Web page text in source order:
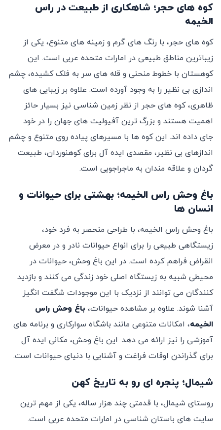
کوه‌ های حجر؛ شاهکاری از طبیعت در راس
الخیمه
کوه‌ های حجر، با رنگ‌ های گرم و زمینه‌‌ های متنوع، یکی از
زیباترین مناطق طبیعی در امارات متحده عربی است. این
کوهستان با خطوط منحنی و قله‌ های سر به فلک کشیده، چشم‌
اندازی بی ‌نظیر را به وجود آورده است. علاوه بر زیبایی‌ های
ظاهری، کوه‌ های حجر از نظر زمین‌ شناسی نیز بسیار حائز
اهمیت هستند و بزرگ ‌ترین آفیولیت‌ های جهان را در خود
جای داده ‌اند. این کوه‌ ها با مسیرهای پیاده‌ روی متنوع و چشم
‌اندازهای بی ‌نظیر، مقصدی ایده ‌آل برای کوهنوردان، طبیعت
‌گردان و علاقه ‌مندان به ماجراجویی است.
باغ ‌وحش راس الخیمه؛ بهشتی برای حیوانات و
انسان ‌ها
باغ‌ وحش راس الخیمه، با طراحی منحصر به فرد خود،
زیستگاهی طبیعی را برای انواع حیوانات نادر و در معرض
انقراض فراهم کرده است. در این باغ ‌وحش، حیوانات در
محیطی شبیه به زیستگاه اصلی خود زندگی می ‌کنند و بازدید
کنندگان می‌ توانند از نزدیک با این موجودات شگفت ‌انگیز
آشنا شوند. علاوه بر مشاهده حیوانات، باغ‌ وحش راس
الخیمه، امکانات متنوعی مانند باشگاه سوارکاری و برنامه ‌های
آموزشی را نیز ارائه می‌ دهد. این باغ ‌وحش، مکانی ایده ‌آل
برای گذراندن اوقات فراغت و آشنایی با دنیای حیوانات است.
شیمال؛ پنجره ‌ای رو به تاریخ کهن
روستای شیمال، با قدمتی چند هزار ساله، یکی از مهم‌ ترین
سایت ‌های باستان ‌شناسی در امارات متحده عربی است.